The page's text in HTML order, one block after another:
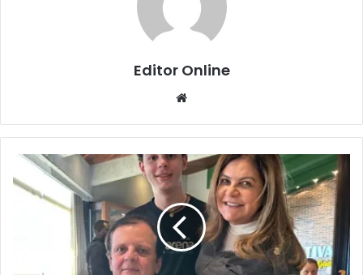
Editor Online